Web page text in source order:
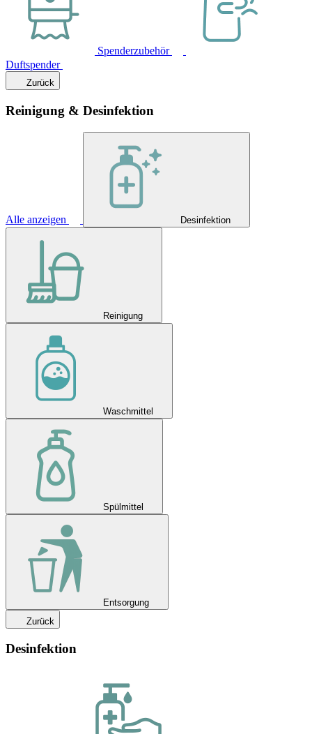
Spenderzubehör
Duftspender
Zurück
Reinigung & Desinfektion
Alle anzeigen Desinfektion
Reinigung
Waschmittel
Spülmittel
Entsorgung
Zurück
Desinfektion